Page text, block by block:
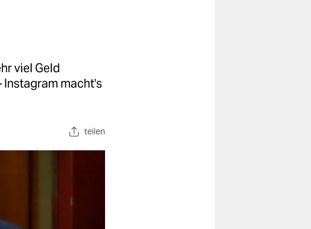
viel Geld
Instagram macht's
teilen